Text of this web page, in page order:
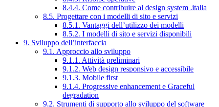
8.4.4. Come contribuire al design system .italia
8.5. Progettare con i modelli di sito e servizi
8.5.1. Vantaggi dell’utilizzo dei modelli
8.5.2. I modelli di sito e servizi disponibili
9. Sviluppo dell’interfaccia
9.1. Approccio allo sviluppo
9.1.1. Attività preliminari
9.1.2. Web design responsivo e accessibile
9.1.3. Mobile first
9.1.4. Progressive enhancement e Graceful
degradation
9.2. Strumenti di supporto allo sviluppo del software